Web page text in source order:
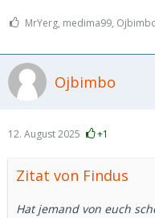
MrYerg, medima99,
Ojbimbo
12. August 2025 +1
Zitat von Findus
Hat jemand von euch